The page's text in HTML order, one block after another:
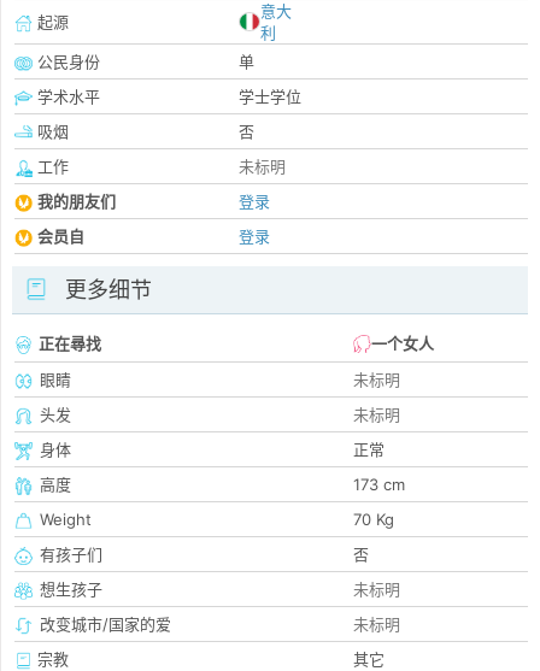
起源
意大
利
公民身份
单
学术水平
学士学位
吸烟
否
工作
未标明
我的朋友们
登录
会员自
登录
更多细节
正在尋找
一个女人
眼睛
未标明
头发
未标明
身体
正常
高度
173 cm
Weight
70 Kg
有孩子们
否
想生孩子
未标明
改变城市/国家的爱
未标明
宗教
其它